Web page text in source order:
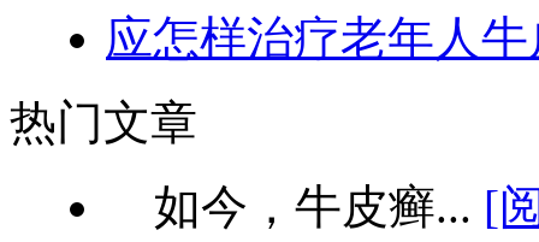
应怎样治疗老年人
热门文章
如今，牛皮癣... [